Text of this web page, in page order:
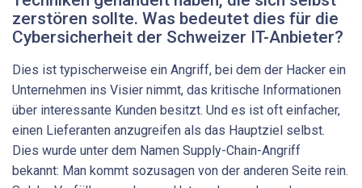
zerstören sollte. Was bedeutet dies für die
Cybersicherheit der Schweizer IT-Anbieter?
Dies ist typischerweise ein Angriff, bei dem der Hacker ein
Unternehmen ins Visier nimmt, das kritische Informationen
über interessante Kunden besitzt. Und es ist oft einfacher,
einen Lieferanten anzugreifen als das Hauptziel selbst.
Dies wurde unter dem Namen Supply-Chain-Angriff
bekannt: Man kommt sozusagen von der anderen Seite rein.